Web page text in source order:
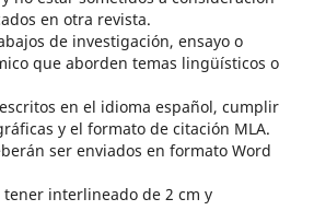
en otra revista.
de investigación, ensayo o
que aborden temas lingüísticos o
en el idioma español, cumplir
y el formato de citación MLA.
ser enviados en formato Word
tener interlineado de 2 cm y